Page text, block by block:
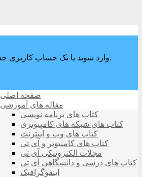
وارد شوید یا یک حساب کاربری جدید ایجاد کنید.
صفحه اصلی
مقاله های آموزشی
کتاب های برنامه نویسی
کتاب های شبکه های کامپیوتری
کتاب های وب و اینترنت
کتاب های کامپیوتر و آی تی
مجلات الکترونیکی آی تی
کتاب های درسی و دانشگاهی آی تی
اینفوگرافیک